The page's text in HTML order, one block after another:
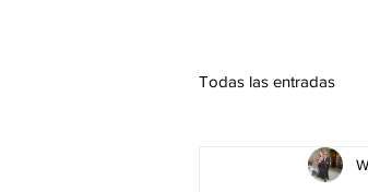
Todas las entradas
Turismo Cultural